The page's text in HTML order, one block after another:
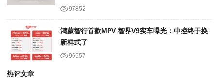
97852
鸿蒙智行首款MPV 智界V9实车曝光：中控终于换
新样式了
96557
热评文章